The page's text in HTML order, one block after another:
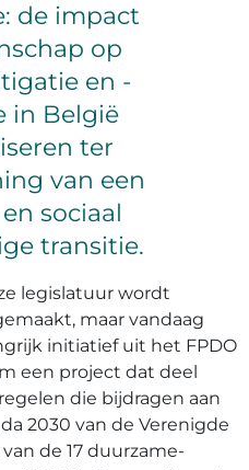
de impact
op
en -
in België
ter
van een
sociaal
transitie.
legislatuur wordt
maar vandaag
initiatief uit het FPDO
een project dat deel
die bijdragen aan
2030 van de Verenigde
de 17 duurzame-